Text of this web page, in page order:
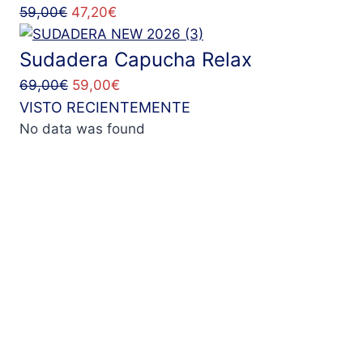
59,00€ El
precio
original
era:
59,00€.
47,20€
precio
actual
es:
47,20€.
Sudadera Capucha Relax
69,00€ El
precio
original
59,00€
precio
actual
VISTO RECIENTEMENTE
No data was found